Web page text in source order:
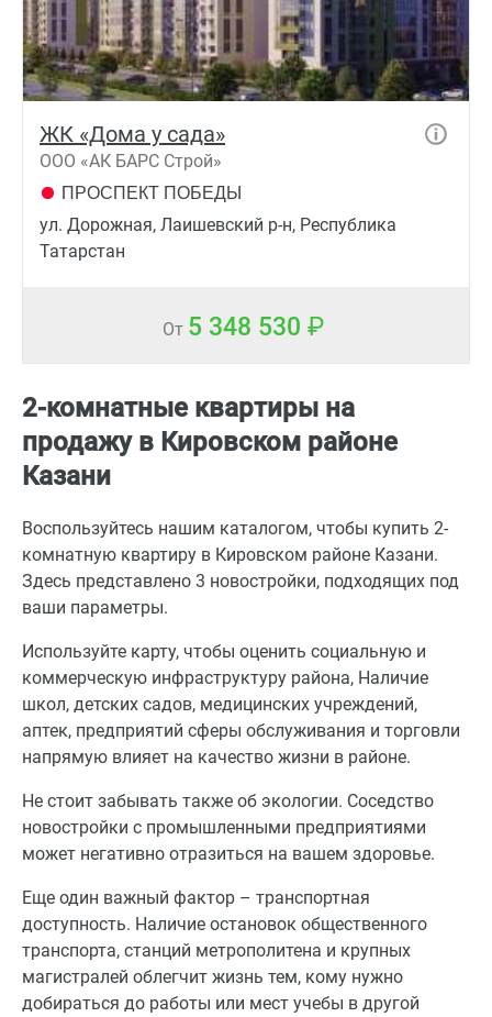
ЖК «Дома у сада»
ООО «АК БАРС Строй»
ПРОСПЕКТ ПОБЕДЫ
ул. Дорожная, Лаишевский р-н, Республика
Татарстан
От 5 348 530
2-комнатные квартиры на
продажу в Кировском районе
Казани
Воспользуйтесь нашим каталогом, чтобы купить 2-
комнатную квартиру в Кировском районе Казани.
Здесь представлено 3 новостройки, подходящих под
ваши параметры.
Используйте карту, чтобы оценить социальную и
коммерческую инфраструктуру района, Наличие
школ, детских садов, медицинских учреждений,
аптек, предприятий сферы обслуживания и торговли
напрямую влияет на качество жизни в районе.
Не стоит забывать также об экологии. Соседство
новостройки с промышленными предприятиями
может негативно отразиться на вашем здоровье.
Еще один важный фактор – транспортная
доступность. Наличие остановок общественного
транспорта, станций метрополитена и крупных
магистралей облегчит жизнь тем, кому нужно
добираться до работы или мест учебы в другой